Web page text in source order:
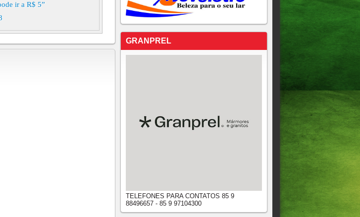
ir a R$ 5”
GRANPREL
TELEFONES PARA CONTATOS 85 9
88496657 - 85 9 97104300